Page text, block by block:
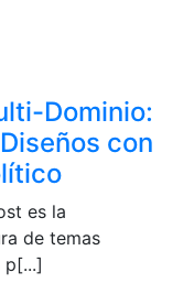
Dominio:
con
es la
de temas